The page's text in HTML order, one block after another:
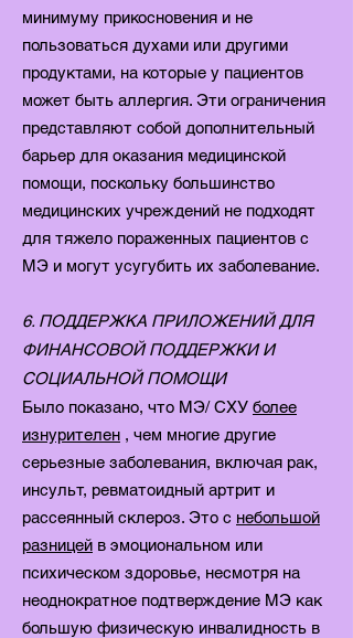
минимуму прикосновения и не
пользоваться духами или другими
продуктами, на которые у пациентов
может быть аллергия. Эти ограничения
представляют собой дополнительный
барьер для оказания медицинской
помощи, поскольку большинство
медицинских учреждений не подходят
для тяжело пораженных пациентов с
МЭ и могут усугубить их заболевание.
6. ПОДДЕРЖКА ПРИЛОЖЕНИЙ ДЛЯ
ФИНАНСОВОЙ ПОДДЕРЖКИ И
СОЦИАЛЬНОЙ ПОМОЩИ
Было показано, что MЭ/ CХУ более
изнурителен , чем многие другие
серьезные заболевания, включая рак,
инсульт, ревматоидный артрит и
рассеянный склероз. Это с небольшой
разницей в эмоциональном или
психическом здоровье, несмотря на
неоднократное подтверждение MЭ как
большую физическую инвалидность в